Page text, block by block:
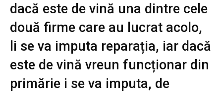
dacă este de vină una dintre cele
două firme care au lucrat acolo,
li se va imputa reparația, iar dacă
este de vină vreun funcționar din
primărie i se va imputa, de